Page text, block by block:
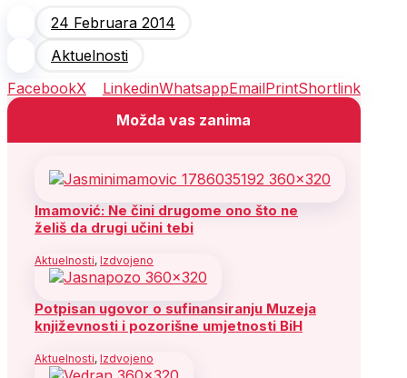
24 Februara 2014
Aktuelnosti
FacebookX LinkedinWhatsappEmailPrintShortlink
Možda vas zanima
Imamović: Ne čini drugome ono što ne
želiš da drugi učini tebi
Aktuelnosti, Izdvojeno
Potpisan ugovor o sufinansiranju Muzeja
književnosti i pozorišne umjetnosti BiH
Aktuelnosti, Izdvojeno